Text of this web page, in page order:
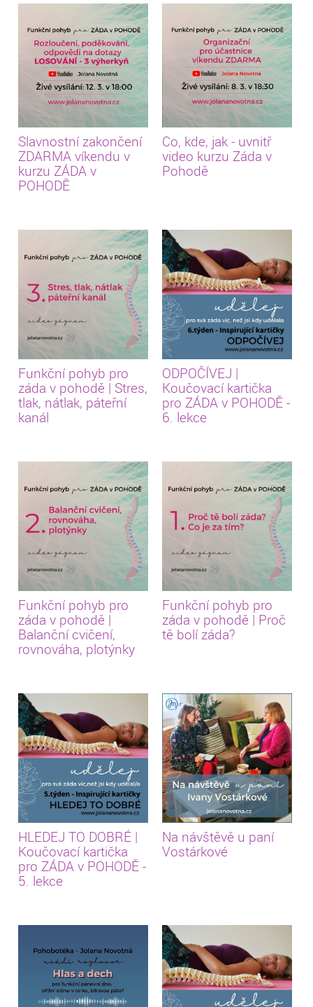
Slavnostní zakončení
ZDARMA víkendu v
kurzu ZÁDA v
POHODĚ
Co, kde, jak - uvnitř
video kurzu Záda v
Pohodě
Funkční pohyb pro
záda v pohodě | Stres,
tlak, nátlak, páteřní
kanál
ODPOČÍVEJ |
Koučovací kartička
pro ZÁDA v POHODĚ -
6. lekce
Funkční pohyb pro
záda v pohodě |
Balanční cvičení,
rovnováha, plotýnky
Funkční pohyb pro
záda v pohodě | Proč
tě bolí záda?
HLEDEJ TO DOBRÉ |
Koučovací kartička
pro ZÁDA v POHODĚ -
5. lekce
Na návštěvě u paní
Vostárkové